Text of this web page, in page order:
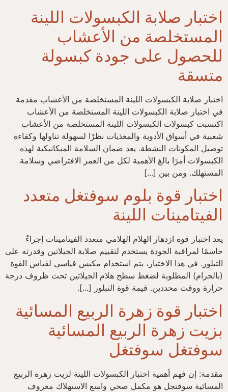
اختبار صلابة الكبسولات اللينة
المستخلصة من الأعشاب
للحصول على جودة كبسولة
متسقة
اختبار صلابة الكبسولات اللينة المستخلصة من الأعشاب مقدمة
في اختبار صلابة الكبسولات اللينة المستخلصة من الأعشاب
اكتسبت كبسولات الكبسولات اللينة المستخلصة من الأعشاب
شعبية في أسواق الأدوية والمغذيات نظرًا لسهولة تناولها وكفاءة
توصيل المكونات النشطة. يعد ضمان السلامة الميكانيكية لهذه
الكبسولات أمرًا بالغ الأهمية لكل من العمر الافتراضي وسلامة
المستهلك. ومن بين [...]
اختبار قوة بلوم سوفتغل متعدد
الفيتامينات اللينة
يعد اختبار قوة ازدهار الهلام الهلامي متعدد الفيتامينات إجراءً
حاسمًا لمراقبة الجودة يستخدم لتقييم صلابة الجيلاتين وقدرته على
التبلور. في هذا الاختبار، يتم استخدام مكبس قياسي لقياس القوة
(بالجرام) المطلوبة لضغط سطح هلام الجيلاتين تحت ظروف درجة
حرارة ووقت محددين. قيمة قوة التبلور [...].
اختبار قوة زهرة الربيع المسائية
بزيت زهرة الربيع المسائية
سوفتغل سوفتغل
مقدمة: إن فهم أهمية اختبار الكبسولات اللينة لزيت زهرة الربيع
المسائية سوفتجل هو مكمل صحي واسع الاستهلاك معروف